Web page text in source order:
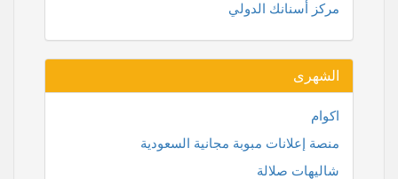
مركز أسنانك الدولي
الشهرى
اكوام
منصة إعلانات مبوبة مجانية السعودية
شاليهات صلالة